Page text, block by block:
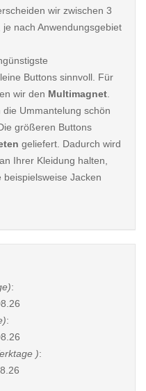
wir zwischen 3
nach Anwendungsgebiet
Buttons sinnvoll. Für
wir den Multimagnet
Ummantelung schön
größeren Buttons
geliefert. Dadurch wird
Ihrer Kleidung halten,
Jacken
:
:
):